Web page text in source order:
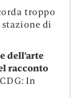
troppo
di
dell’arte
racconto
CDG: In